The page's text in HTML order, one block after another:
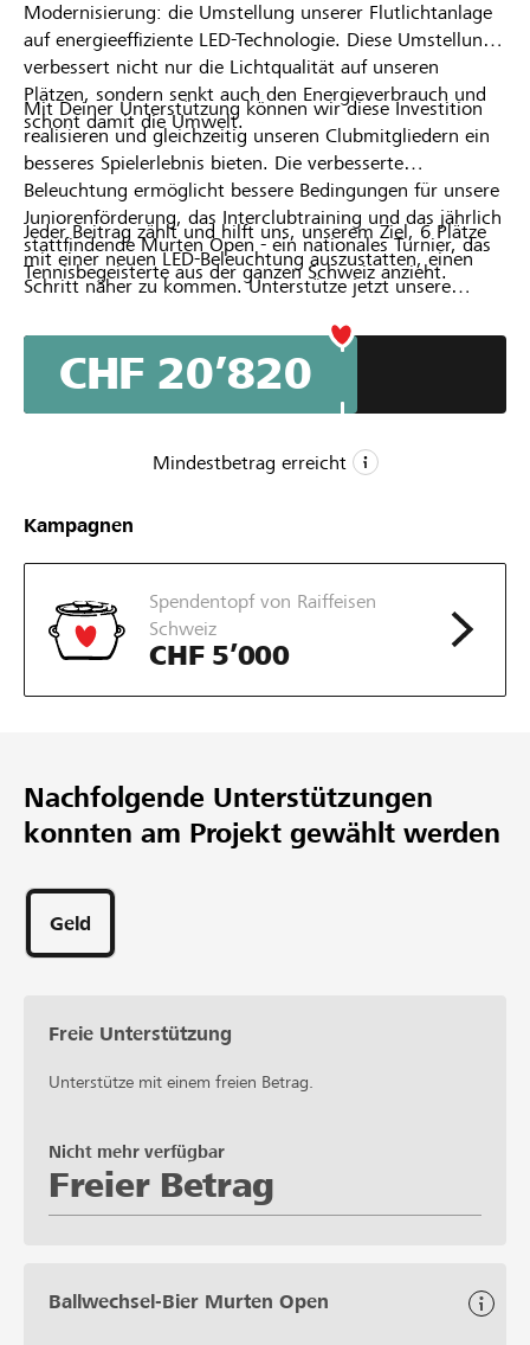
Modernisierung: die Umstellung unserer Flutlichtanlage
auf energieeffiziente LED-Technologie. Diese Umstellung
verbessert nicht nur die Lichtqualität auf unseren
Plätzen, sondern senkt auch den Energieverbrauch und
schont damit die Umwelt.
Mit Deiner Unterstützung können wir diese Investition
realisieren und gleichzeitig unseren Clubmitgliedern ein
besseres Spielerlebnis bieten. Die verbesserte
Beleuchtung ermöglicht bessere Bedingungen für unsere
Juniorenförderung, das Interclubtraining und das jährlich
stattfindende Murten Open - ein nationales Turnier, das
Tennisbegeisterte aus der ganzen Schweiz anzieht.
Jeder Beitrag zählt und hilft uns, unserem Ziel, 6 Plätze
mit einer neuen LED-Beleuchtung auszustatten, einen
Schritt näher zu kommen. Unterstütze jetzt unsere
CHF 20’820
Mindestbetrag erreicht
CHF 20’000
Wunschbetrag
92
Kampagnen
Spendentopf von Raiffeisen
Schweiz
CHF 5’000
Nachfolgende Unterstützungen
konnten am Projekt gewählt werden
Geld
Freie Unterstützung
Unterstütze mit einem freien Betrag.
Freier Betrag
Nicht mehr verfügbar
Ballwechsel-Bier Murten Open